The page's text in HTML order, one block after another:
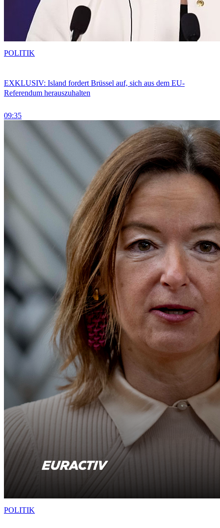
EXKLUSIV: Island fordert Brüssel auf, sich aus dem EU-
Referendum herauszuhalten
09:35
POLITIK
POLITIK